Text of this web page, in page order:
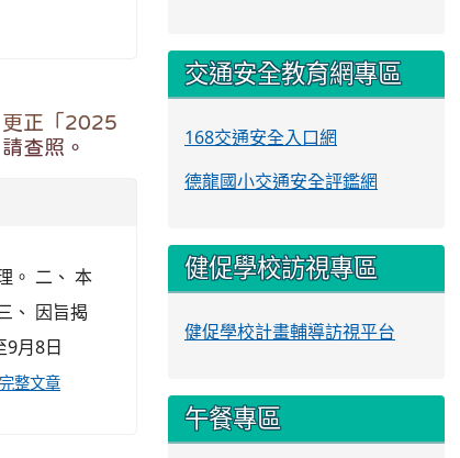
更正「2025
查照。
。 二、 本
、 因旨揭
9月8日
整文章
交通安全教育網專區
168交通安全入口網
德龍國小交通安全評鑑網
健促學校訪視專區
健促學校計畫輔導訪視平台
午餐專區